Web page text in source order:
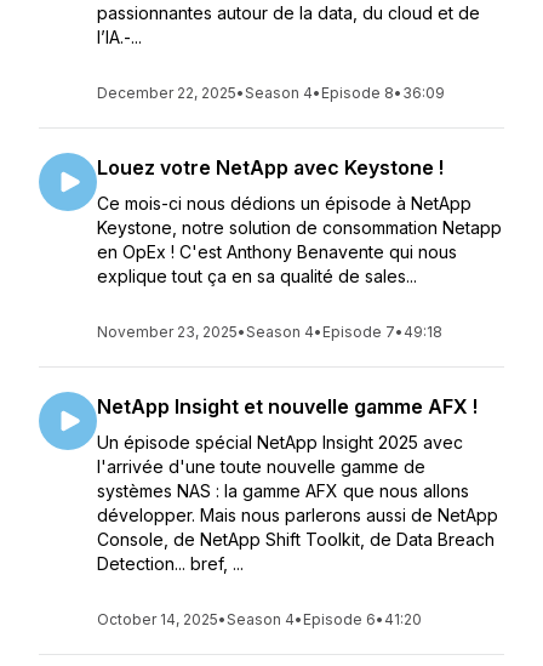
passionnantes autour de la data, du cloud et de
l’IA.-...
December 22, 2025•Season 4• Episode 8• 36:09
Louez votre NetApp avec Keystone !
Ce mois-ci nous dédions un épisode à NetApp
Keystone, notre solution de consommation Netapp
en OpEx ! C'est Anthony Benavente qui nous
explique tout ça en sa qualité de sales...
November 23, 2025•Season 4• Episode 7• 49:18
NetApp Insight et nouvelle gamme AFX !
Un épisode spécial NetApp Insight 2025 avec
l'arrivée d'une toute nouvelle gamme de
systèmes NAS : la gamme AFX que nous allons
développer. Mais nous parlerons aussi de NetApp
Console, de NetApp Shift Toolkit, de Data Breach
Detection... bref, ...
October 14, 2025•Season 4• Episode 6• 41:20